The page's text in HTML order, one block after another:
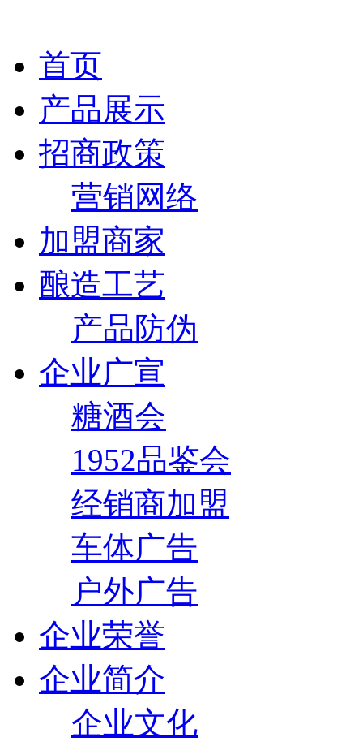
首页
产品展示
招商政策
营销网络
加盟商家
酿造工艺
产品防伪
企业广宣
糖酒会
1952品鉴会
经销商加盟
车体广告
户外广告
企业荣誉
企业简介
企业文化